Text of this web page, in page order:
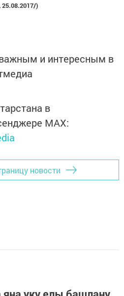
)
и интересным в
в
MАХ:
новости